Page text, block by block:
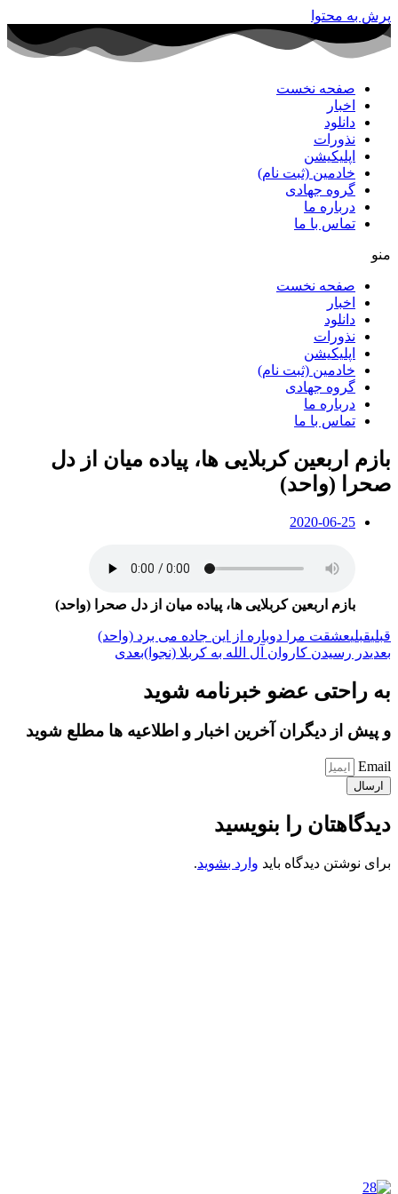
پرش به محتوا
صفحه نخست
اخبار
دانلود
نذورات
اپلیکیشن
خادمین (ثبت نام)
گروه جهادی
درباره ما
تماس با ما
منو
صفحه نخست
اخبار
دانلود
نذورات
اپلیکیشن
خادمین (ثبت نام)
گروه جهادی
درباره ما
تماس با ما
بازم اربعین کربلایی ها، پیاده میان از دل
صحرا (واحد)
2020-06-25
بازم اربعین کربلایی ها، پیاده میان از دل صحرا (واحد)
قبلیقبلیعشقت مرا دوباره از این جاده می برد (واحد)
بعدیدر رسیدن کاروان آل الله به کربلا (نجوا)بعدی
به راحتی عضو خبرنامه شوید
و پیش از دیگران آخرین اخبار و اطلاعیه ها مطلع شوید
Email
ارسال
دیدگاهتان را بنویسید
برای نوشتن دیدگاه باید وارد بشوید.